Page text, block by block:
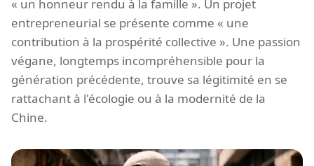
« un honneur rendu à la famille ». Un projet
entrepreneurial se présente comme « une
contribution à la prospérité collective ». Une passion
végane, longtemps incompréhensible pour la
génération précédente, trouve sa légitimité en se
rattachant à l'écologie ou à la modernité de la
Chine.